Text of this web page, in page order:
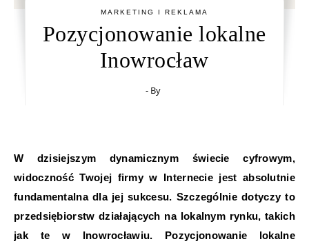
MARKETING I REKLAMA
Pozycjonowanie lokalne
Inowrocław
- By
W dzisiejszym dynamicznym świecie cyfrowym,
widoczność Twojej firmy w Internecie jest absolutnie
fundamentalna dla jej sukcesu. Szczególnie dotyczy to
przedsiębiorstw działających na lokalnym rynku, takich
jak te w Inowrocławiu. Pozycjonowanie lokalne